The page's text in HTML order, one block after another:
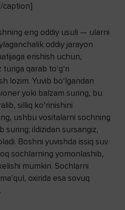
caption]
eng oddiy usuli — ularni
oddiy jarayon
erishish uchun,
qarab to‘g‘ri
lozim. Yuvib bo‘lgandan
yoki balzam suring, bu
silliq ko‘rinishini
ushbu vositalarni sochning
suring; ildizidan sursangiz,
Boshni yuvishda issiq suv
sochlarning yomonlashib,
mumkin. Sochlarni
oxirida esa sovuq